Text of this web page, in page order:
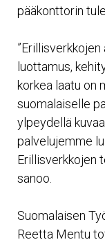
pääkonttorin
luottamus,
korkea laatu on
suomalaiselle
ylpeydellä
palvelujemme
Erillisverkkojen
sanoo.
Suomalaisen
Reetta Mentu